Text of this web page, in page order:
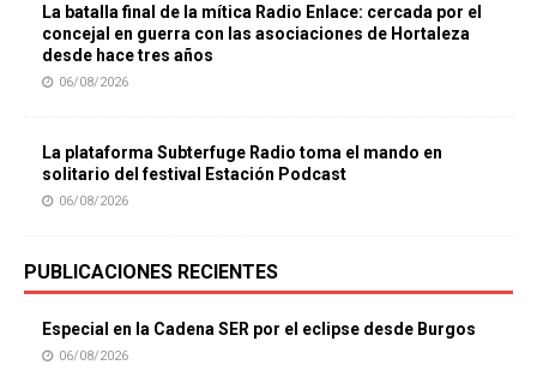
La batalla final de la mítica Radio Enlace: cercada por el
concejal en guerra con las asociaciones de Hortaleza
desde hace tres años
06/08/2026
La plataforma Subterfuge Radio toma el mando en
solitario del festival Estación Podcast
06/08/2026
PUBLICACIONES RECIENTES
Especial en la Cadena SER por el eclipse desde Burgos
06/08/2026